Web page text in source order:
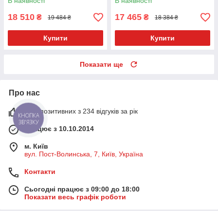
18 510 ₴ 19 484 ₴
Купити
17 465 ₴ 18 384 ₴
Купити
Показати ще
Про нас
91% позитивних з 234 відгуків за рік
Працює з 10.10.2014
м. Київ
вул. Пост-Волинська, 7, Київ, Україна
Контакти
Сьогодні працює з 09:00 до 18:00
Показати весь графік роботи
КНОПКА
ЗВ'ЯЗКУ